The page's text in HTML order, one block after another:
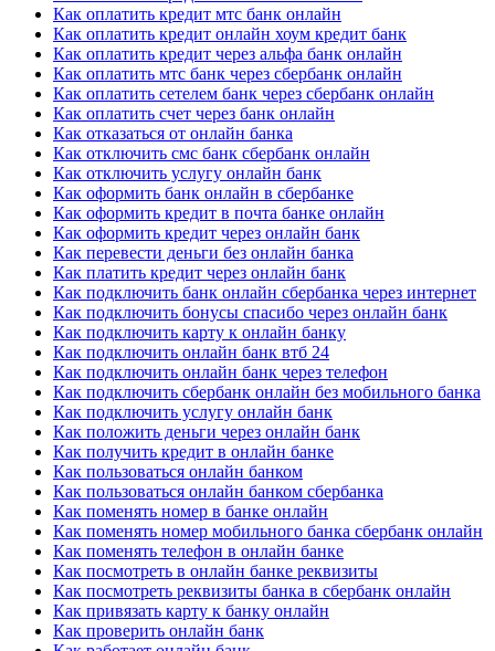
Как оплатить кредит мтс банк онлайн
Как оплатить кредит онлайн хоум кредит банк
Как оплатить кредит через альфа банк онлайн
Как оплатить мтс банк через сбербанк онлайн
Как оплатить сетелем банк через сбербанк онлайн
Как оплатить счет через банк онлайн
Как отказаться от онлайн банка
Как отключить смс банк сбербанк онлайн
Как отключить услугу онлайн банк
Как оформить банк онлайн в сбербанке
Как оформить кредит в почта банке онлайн
Как оформить кредит через онлайн банк
Как перевести деньги без онлайн банка
Как платить кредит через онлайн банк
Как подключить банк онлайн сбербанка через интернет
Как подключить бонусы спасибо через онлайн банк
Как подключить карту к онлайн банку
Как подключить онлайн банк втб 24
Как подключить онлайн банк через телефон
Как подключить сбербанк онлайн без мобильного банка
Как подключить услугу онлайн банк
Как положить деньги через онлайн банк
Как получить кредит в онлайн банке
Как пользоваться онлайн банком
Как пользоваться онлайн банком сбербанка
Как поменять номер в банке онлайн
Как поменять номер мобильного банка сбербанк онлайн
Как поменять телефон в онлайн банке
Как посмотреть в онлайн банке реквизиты
Как посмотреть реквизиты банка в сбербанк онлайн
Как привязать карту к банку онлайн
Как проверить онлайн банк